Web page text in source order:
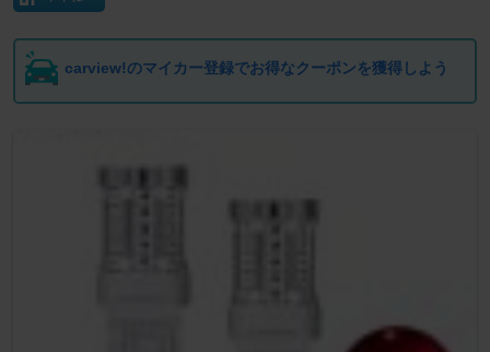
carview!のマイカー登録でお得なクーポンを獲得しよう